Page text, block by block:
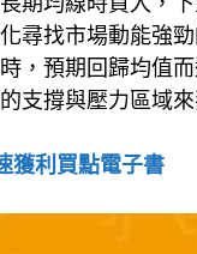
尋找市場動能強勁
，預期回歸均值
支撐與壓力區域
獲利買點電子書